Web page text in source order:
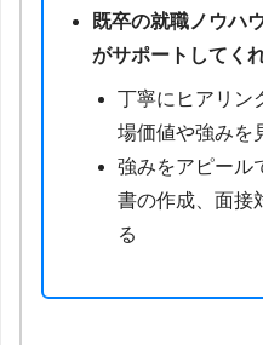
既卒の就職ノウハ
がサポートしてく
丁寧にヒアリン
場価値や強みを
強みをアピール
書の作成、面接
る